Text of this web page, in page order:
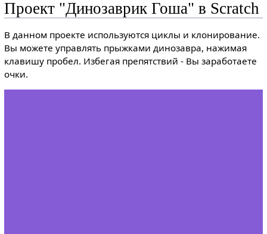
Проект "Динозаврик Гоша" в Scratch
В данном проекте используются циклы и клонирование.
Вы можете управлять прыжками динозавра, нажимая
клавишу пробел. Избегая препятствий - Вы заработаете
очки.